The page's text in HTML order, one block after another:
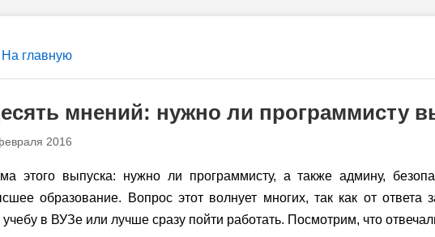
главную
мнений: нужно ли программисту
2016
этого выпуска: нужно ли программисту, а также админу,
образование. Вопрос этот волнует многих, так как от ответа
учебу в ВУЗе или лучше сразу пойти работать. Посмотрим, что